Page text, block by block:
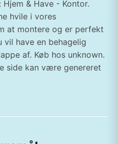
& Have - Kontor.
hvile i vores
at montere og er perfekt
vil have en behagelig
af. Køb hos unknown.
side kan være genereret